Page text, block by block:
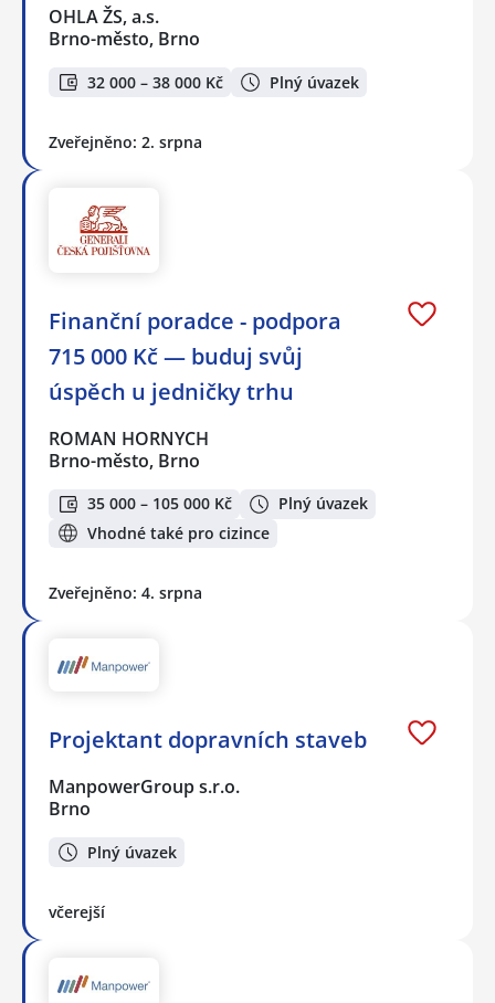
OHLA ŽS, a.s.
Brno-město, Brno
32 000 – 38 000 Kč Plný úvazek
Zveřejněno: 2. srpna
Finanční poradce - podpora
715 000 Kč — buduj svůj
úspěch u jedničky trhu
ROMAN HORNYCH
Brno-město, Brno
35 000 – 105 000 Kč
Plný úvazek
Vhodné také pro cizince
Zveřejněno: 4. srpna
Projektant dopravních staveb
ManpowerGroup s.r.o.
Brno
Plný úvazek
včerejší